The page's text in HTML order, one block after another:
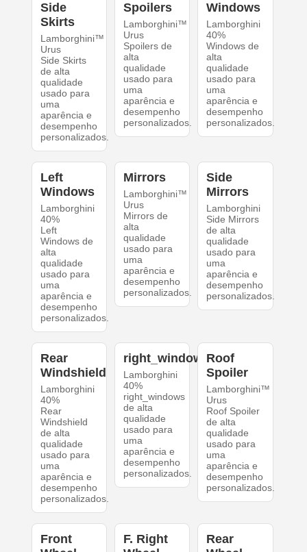
Side
Skirts
Lamborghini™
Urus
Side Skirts
de alta
qualidade
usado para
uma
aparência e
desempenho
personalizados.
Spoilers
Lamborghini™
Urus
Spoilers de
alta
qualidade
usado para
uma
aparência e
desempenho
personalizados.
Windows
Lamborghini
40%
Windows de
alta
qualidade
usado para
uma
aparência e
desempenho
personalizados.
Left
Windows
Lamborghini
40%
Left
Windows de
alta
qualidade
usado para
uma
aparência e
desempenho
personalizados.
Mirrors
Lamborghini™
Urus
Mirrors de
alta
qualidade
usado para
uma
aparência e
desempenho
personalizados.
Side
Mirrors
Lamborghini
Side Mirrors
de alta
qualidade
usado para
uma
aparência e
desempenho
personalizados.
Rear
Windshield
Lamborghini
40%
Rear
Windshield
de alta
qualidade
usado para
uma
aparência e
desempenho
personalizados.
right_windows
Lamborghini
40%
right_windows
de alta
qualidade
usado para
uma
aparência e
desempenho
personalizados.
Roof
Spoiler
Lamborghini™
Urus
Roof Spoiler
de alta
qualidade
usado para
uma
aparência e
desempenho
personalizados.
Front
F. Right
Rear